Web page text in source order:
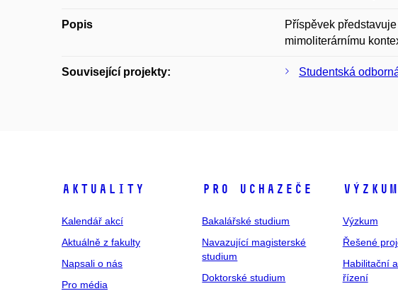
Popis
Příspěvek
mimoliterárnímu
Související projekty: Studentská
Aktuality
Kalendář akcí
Aktuálně z fakulty
Napsali o nás
Pro média
Pro uchazeče
Bakalářské studium
Navazující magisterské
studium
Doktorské studium
Výzkum
Výzkum
Řešené
Habilitační
řízení